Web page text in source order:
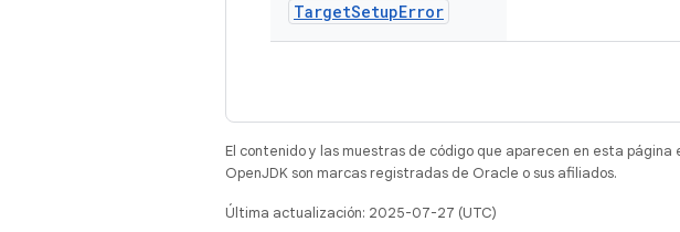
TargetSetupError
El contenido y las muestras de código que aparecen en esta
OpenJDK son marcas registradas de Oracle o sus afiliados.
Última actualización: 2025-07-27 (UTC)